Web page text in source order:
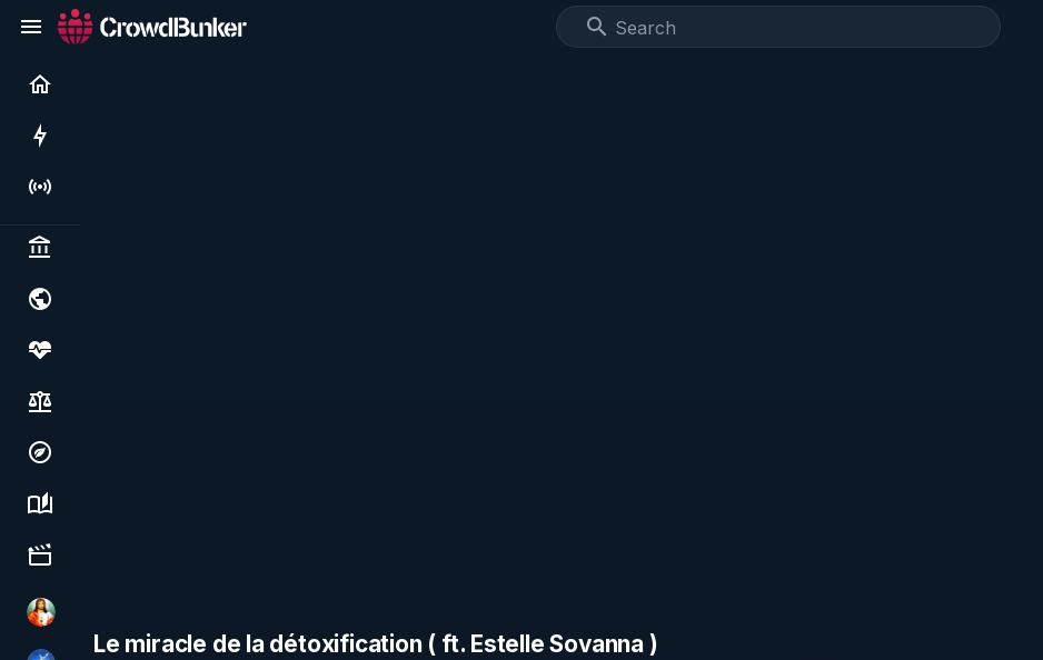
Politics & institutions
Society, justice & freedoms
Economy, environment & technology
Science, history & spirituality
Culture, media & entertainment
L'autre son de cloche
Le miracle de la détoxification ( ft. Estelle Sovanna )